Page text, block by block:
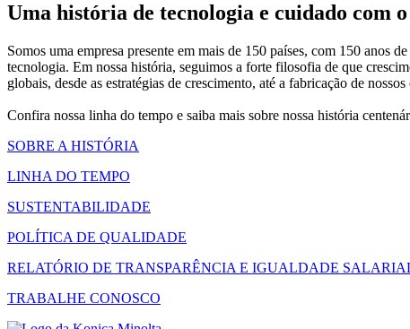
Uma história de tecnologia e cuidado com
Somos uma empresa presente em mais de 150 países, com 150 anos
tecnologia. Em nossa história, seguimos a forte filosofia de que
globais, desde as estratégias de crescimento, até a fabricação de
Confira nossa linha do tempo e saiba mais sobre nossa história
SOBRE A HISTÓRIA
LINHA DO TEMPO
SUSTENTABILIDADE
POLÍTICA DE QUALIDADE
RELATÓRIO DE TRANSPARÊNCIA E IGUALDADE
TRABALHE CONOSCO